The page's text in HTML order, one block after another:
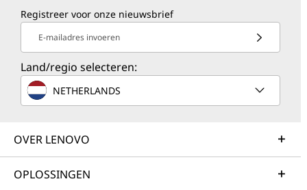
Registreer voor onze nieuwsbrief
E-mailadres invoeren
Land/regio selecteren:
NETHERLANDS
OVER LENOVO
OPLOSSINGEN